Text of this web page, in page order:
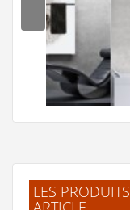
Pare-baignoire
LES